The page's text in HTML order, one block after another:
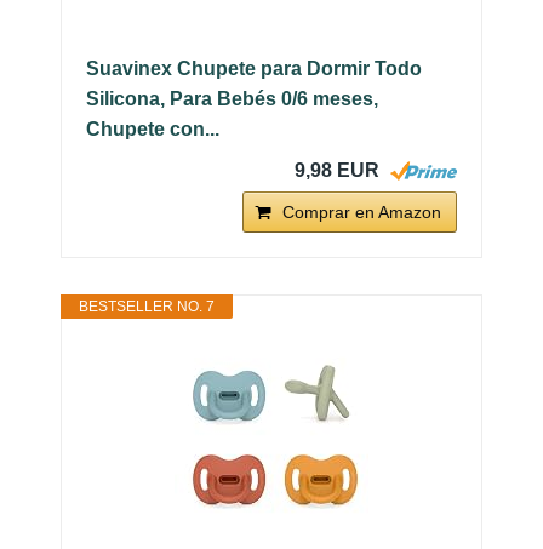
Suavinex Chupete para Dormir Todo
Silicona, Para Bebés 0/6 meses,
Chupete con...
9,98 EUR
Comprar en Amazon
BESTSELLER NO. 7